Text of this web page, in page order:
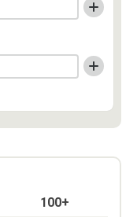
100+